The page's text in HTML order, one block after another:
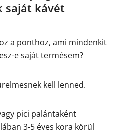
saját kávét
a ponthoz, ami mindenkit
e saját termésem?
kell lenned.
pici palántaként
3-5 éves kora körül